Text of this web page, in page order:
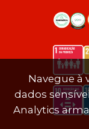
Navegue à
dados
Analytics